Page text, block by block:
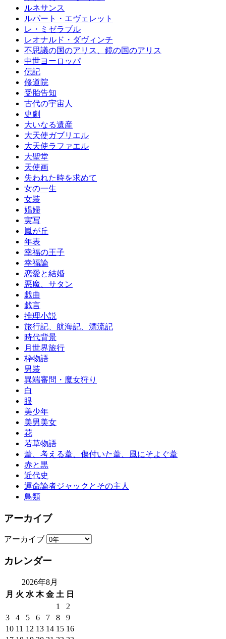
ルネサンス
ルパート・エヴェレット
レ・ミゼラブル
レオナルド・ダヴィンチ
不思議の国のアリス、鏡の国のアリス
中世ヨーロッパ
伝記
修道院
受胎告知
古代の宇宙人
史劇
大いなる遺産
大天使ガブリエル
大天使ラファエル
大聖堂
天使画
失われた時を求めて
女の一生
女装
娼婦
実写
嵐が丘
年表
幸福の王子
幸福論
恋愛と結婚
悪魔、サタン
戯曲
戯言
推理小説
旅行記、航海記、漂流記
時代背景
月世界旅行
枠物語
男装
異端審問・魔女狩り
白
眼
美少年
美男美女
花
若草物語
葦、考える葦、傷付いた葦、風にそよぐ葦
赤と黒
近代史
運命論者ジャックとその主人
鳥類
アーカイブ
アーカイブ
カレンダー
2026年8月
月 火 水 木 金 土 日
1
2
3
4 5 6 7 8
9
10 11 12 13 14 15 16